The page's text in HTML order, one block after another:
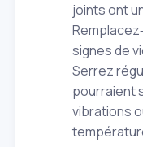
joints ont
signes de
Serrez
pourraient
vibrations